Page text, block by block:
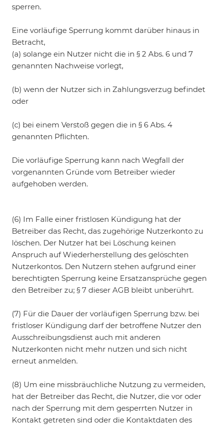
sperren.
Eine vorläufige Sperrung kommt darüber hinaus in
Betracht,
(a) solange ein Nutzer nicht die in § 2 Abs. 6 und 7
genannten Nachweise vorlegt,
(b) wenn der Nutzer sich in Zahlungsverzug befindet
oder
(c) bei einem Verstoß gegen die in § 6 Abs. 4
genannten Pflichten.
Die vorläufige Sperrung kann nach Wegfall der
vorgenannten Gründe vom Betreiber wieder
aufgehoben werden.
(6) Im Falle einer fristlosen Kündigung hat der
Betreiber das Recht, das zugehörige Nutzerkonto zu
löschen. Der Nutzer hat bei Löschung keinen
Anspruch auf Wiederherstellung des gelöschten
Nutzerkontos. Den Nutzern stehen aufgrund einer
berechtigten Sperrung keine Ersatzansprüche gegen
den Betreiber zu; § 7 dieser AGB bleibt unberührt.
(7) Für die Dauer der vorläufigen Sperrung bzw. bei
fristloser Kündigung darf der betroffene Nutzer den
Ausschreibungsdienst auch mit anderen
Nutzerkonten nicht mehr nutzen und sich nicht
erneut anmelden.
(8) Um eine missbräuchliche Nutzung zu vermeiden,
hat der Betreiber das Recht, die Nutzer, die vor oder
nach der Sperrung mit dem gesperrten Nutzer in
Kontakt getreten sind oder die Kontaktdaten des